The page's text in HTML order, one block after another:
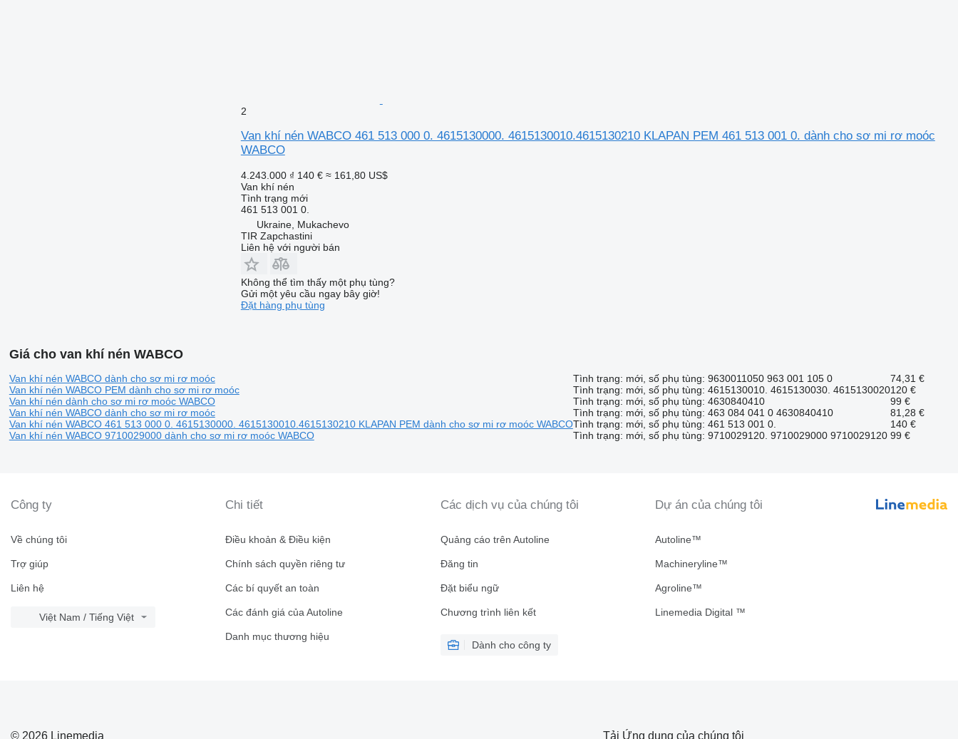
2
Van khí nén WABCO 461 513 000 0. 4615130000. 4615130010.4615130210 KLAPAN PEM 461 513 001 0. dành cho sơ mi rơ moóc
WABCO
4.243.000 ₫ 140 € ≈ 161,80 US$
Van khí nén
Tình trạng mới
461 513 001 0.
Ukraine, Mukachevo
TIR Zapchastini
Liên hệ với người bán
Không thể tìm thấy một phụ tùng?
Gửi một yêu cầu ngay bây giờ!
Đặt hàng phụ tùng
Giá cho van khí nén WABCO
Van khí nén WABCO dành cho sơ mi rơ moóc Tình trạng: mới, số phụ tùng: 9630011050 963 001 105 0
74,31 €
Van khí nén WABCO PEM dành cho sơ mi rơ moóc
Tình trạng: mới, số phụ tùng: 4615130010. 4615130030. 4615130020120 €
Van khí nén dành cho sơ mi rơ moóc WABCO
Tình trạng: mới, số phụ tùng: 4630840410
99 €
Van khí nén WABCO dành cho sơ mi rơ moóc
Tình trạng: mới, số phụ tùng: 463 084 041 0 4630840410
81,28 €
Van khí nén WABCO 461 513 000 0. 4615130000. 4615130010.4615130210 KLAPAN PEM dành cho sơ mi rơ moóc WABCOTình trạng: mới, số phụ tùng: 461 513 001 0.
140 €
Van khí nén WABCO 9710029000 dành cho sơ mi rơ moóc WABCO
Tình trạng: mới, số phụ tùng: 9710029120. 9710029000 9710029120 99 €
Công ty
Về chúng tôi
Trợ giúp
Liên hệ
Việt Nam / Tiếng Việt
Chi tiết
Điều khoản & Điều kiện
Chính sách quyền riêng tư
Các bí quyết an toàn
Các đánh giá của Autoline
Danh mục thương hiệu
Các dịch vụ của chúng tôi
Quảng cáo trên Autoline
Đăng tin
Đặt biểu ngữ
Chương trình liên kết
Dành cho công ty
Dự án của chúng tôi
Autoline™
Machineryline™
Agroline™
Linemedia Digital ™
© 2026 Linemedia Tải Ứng dụng của chúng tôi